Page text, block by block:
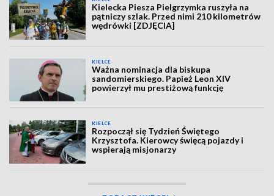
Kielecka Piesza Pielgrzymka ruszyła na
pątniczy szlak. Przed nimi 210 kilometrów
wędrówki [ZDJĘCIA]
KIELCE
Ważna nominacja dla biskupa
sandomierskiego. Papież Leon XIV
powierzył mu prestiżową funkcję
KIELCE
Rozpoczął się Tydzień Świętego
Krzysztofa. Kierowcy święcą pojazdy i
wspierają misjonarzy